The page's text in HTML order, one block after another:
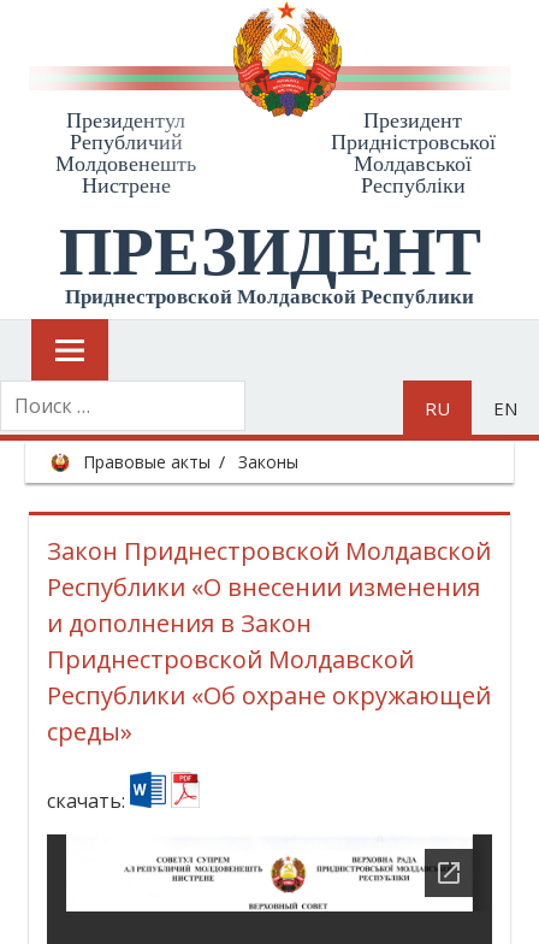
Президентул
Републичий
Молдовенешть
Нистрене
Президент
Приднiстровської
Молдавської
Республiки
ПРЕЗИДЕНТ
Приднестровской Молдавской Республики
RU EN
Правовые акты Законы
Закон Приднестровской Молдавской
Республики «О внесении изменения
и дополнения в Закон
Приднестровской Молдавской
Республики «Об охране окружающей
среды»
скачать: